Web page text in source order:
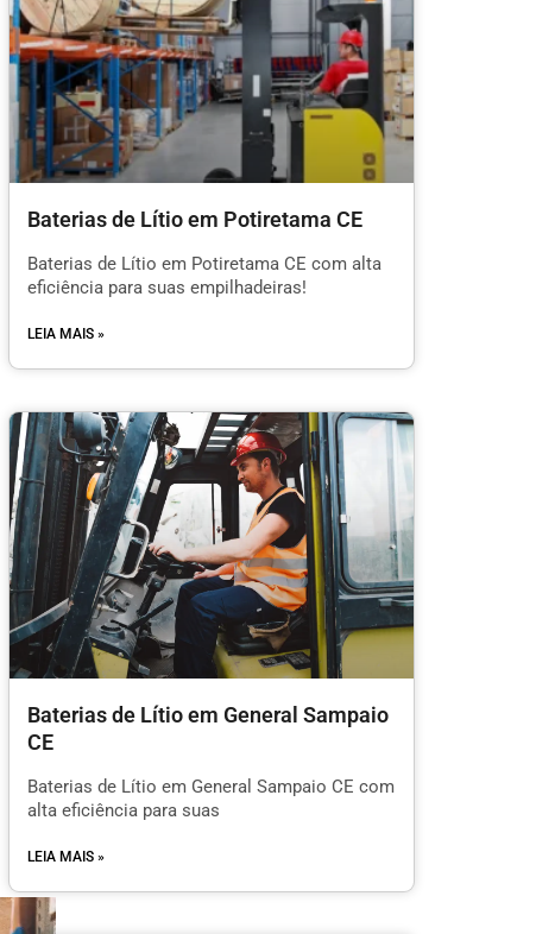
Baterias de Lítio em Potiretama CE
Baterias de Lítio em Potiretama CE com alta
eficiência para suas empilhadeiras!
LEIA MAIS »
Baterias de Lítio em General Sampaio
CE
Baterias de Lítio em General Sampaio CE com
alta eficiência para suas
LEIA MAIS »